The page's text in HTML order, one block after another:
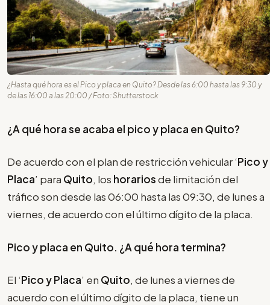
¿Hasta qué hora es el Pico y placa en Quito? Desde las 6:00 hasta las 9:30 y
de las 16:00 a las 20:00 / Foto: Shutterstock
¿A qué hora se acaba el pico y placa en Quito?
De acuerdo con el plan de restricción vehicular ‘Pico y
Placa’ para Quito, los horariosde limitación del
tráfico son desde las 06:00 hasta las 09:30, de lunes a
viernes, de acuerdo con el último dígito de la placa.
Pico y placa en Quito. ¿A qué hora termina?
El ‘Pico y Placa’ en Quito, de lunes a viernes de
acuerdo con el último dígito de la placa, tiene un